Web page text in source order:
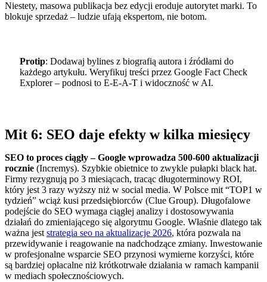
Niestety, masowa publikacja bez edycji eroduje autorytet marki. To
blokuje sprzedaż – ludzie ufają ekspertom, nie botom.
Protip: Dodawaj bylines z biografią autora i źródłami do
każdego artykułu. Weryfikuj treści przez Google Fact Check
Explorer – podnosi to E-E-A-T i widoczność w AI.
Mit 6: SEO daje efekty w kilka miesięcy
SEO to proces ciągły – Google wprowadza 500-600 aktualizacji
rocznie (Incremys). Szybkie obietnice to zwykle pułapki black hat.
Firmy rezygnują po 3 miesiącach, tracąc długoterminowy ROI,
który jest 3 razy wyższy niż w social media. W Polsce mit “TOP1 w
tydzień” wciąż kusi przedsiębiorców (Clue Group). Długofalowe
podejście do SEO wymaga ciągłej analizy i dostosowywania
działań do zmieniającego się algorytmu Google. Właśnie dlatego tak
ważna jeststrategia seo na aktualizacje 2026, która pozwala na
przewidywanie i reagowanie na nadchodzące zmiany. Inwestowanie
w profesjonalne wsparcie SEO przynosi wymierne korzyści, które
są bardziej opłacalne niż krótkotrwałe działania w ramach kampanii
w mediach społecznościowych.